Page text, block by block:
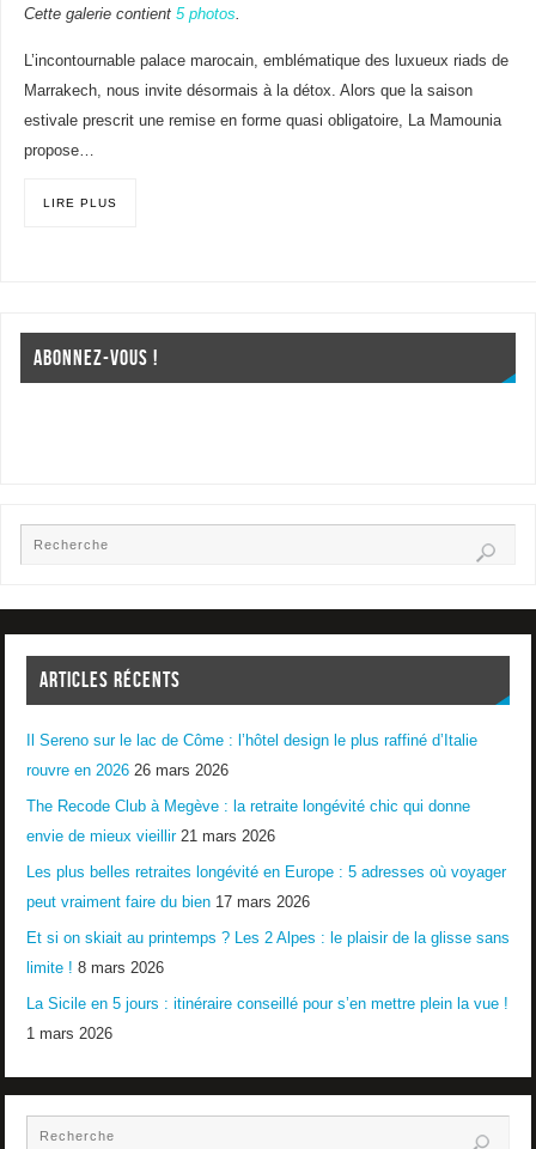
Cette galerie contient 5 photos.
L’incontournable palace marocain, emblématique des luxueux riads de
Marrakech, nous invite désormais à la détox. Alors que la saison
estivale prescrit une remise en forme quasi obligatoire, La Mamounia
propose…
LIRE PLUS
ABONNEZ-VOUS !
ARTICLES RÉCENTS
Il Sereno sur le lac de Côme : l’hôtel design le plus raffiné d’Italie
rouvre en 2026 26 mars 2026
The Recode Club à Megève : la retraite longévité chic qui donne
envie de mieux vieillir 21 mars 2026
Les plus belles retraites longévité en Europe : 5 adresses où voyager
peut vraiment faire du bien 17 mars 2026
Et si on skiait au printemps ? Les 2 Alpes : le plaisir de la glisse sans
limite ! 8 mars 2026
La Sicile en 5 jours : itinéraire conseillé pour s’en mettre plein la vue !
1 mars 2026